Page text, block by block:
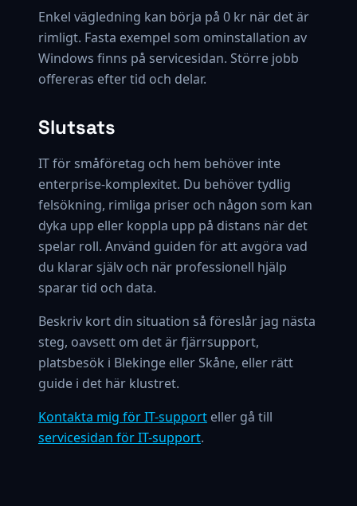
Enkel vägledning kan börja på 0 kr när det är
rimligt. Fasta exempel som ominstallation av
Windows finns på servicesidan. Större jobb
offereras efter tid och delar.
Slutsats
IT för småföretag och hem behöver inte
enterprise-komplexitet. Du behöver tydlig
felsökning, rimliga priser och någon som kan
dyka upp eller koppla upp på distans när det
spelar roll. Använd guiden för att avgöra vad
du klarar själv och när professionell hjälp
sparar tid och data.
Beskriv kort din situation så föreslår jag nästa
steg, oavsett om det är fjärrsupport,
platsbesök i Blekinge eller Skåne, eller rätt
guide i det här klustret.
Kontakta mig för IT-support eller gå till
servicesidan för IT-support.